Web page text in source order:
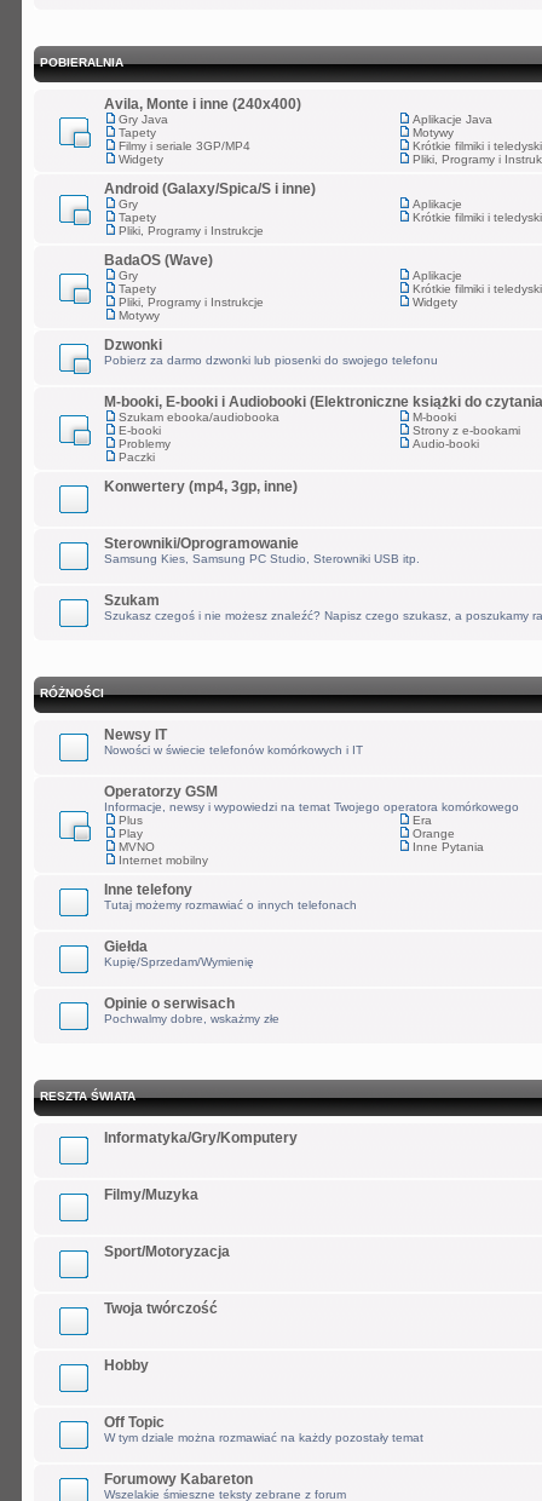
POBIERALNIA
Avila, Monte i inne (240x400)
Gry Java
Aplikacje Java
Tapety
Motywy
Filmy i seriale 3GP/MP4
Krótkie filmiki i
Widgety
Pliki, Programy i
Android (Galaxy/Spica/S i inne)
Gry
Aplikacje
Tapety
Krótkie filmiki i
Pliki, Programy i Instrukcje
BadaOS (Wave)
Gry
Aplikacje
Tapety
Krótkie filmiki i
Pliki, Programy i Instrukcje
Widgety
Motywy
Dzwonki
Pobierz za darmo dzwonki lub piosenki do swojego telefonu
M-booki, E-booki i Audiobooki (Elektroniczne książki do
Szukam ebooka/audiobooka
M-booki
E-booki
Strony z e-bookami
Problemy
Audio-booki
Paczki
Konwertery (mp4, 3gp, inne)
Sterowniki/Oprogramowanie
Samsung Kies, Samsung PC Studio, Sterowniki USB itp.
Szukam
Szukasz czegoś i nie możesz znaleźć? Napisz czego szukasz, a poszukamy
RÓŻNOŚCI
Newsy IT
Nowości w świecie telefonów komórkowych i IT
Operatorzy GSM
Informacje, newsy i wypowiedzi na temat Twojego operatora komórkowego
Plus
Era
Play
Orange
MVNO
Inne Pytania
Internet mobilny
Inne telefony
Tutaj możemy rozmawiać o innych telefonach
Giełda
Kupię/Sprzedam/Wymienię
Opinie o serwisach
Pochwalmy dobre, wskażmy złe
RESZTA ŚWIATA
Informatyka/Gry/Komputery
Filmy/Muzyka
Sport/Motoryzacja
Twoja twórczość
Hobby
Off Topic
W tym dziale można rozmawiać na każdy pozostały temat
Forumowy Kabareton
Wszelakie śmieszne teksty zebrane z forum